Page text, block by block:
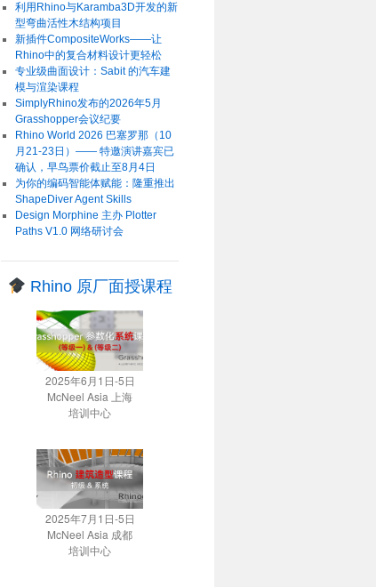
利用Rhino与Karamba3D开发的新
型弯曲活性木结构项目
新插件CompositeWorks——让
Rhino中的复合材料设计更轻松
专业级曲面设计：Sabit 的汽车建
模与渲染课程
SimplyRhino发布的2026年5月
Grasshopper会议纪要
Rhino World 2026 巴塞罗那（10
月21-23日）—— 特邀演讲嘉宾已
确认，早鸟票价截止至8月4日
为你的编码智能体赋能：隆重推出
ShapeDiver Agent Skills
Design Morphine 主办 Plotter
Paths V1.0 网络研讨会
Rhino 原厂面授课程
2025年6月1日-5日
McNeel Asia 上海
培训中心
2025年7月1日-5日
McNeel Asia 成都
培训中心